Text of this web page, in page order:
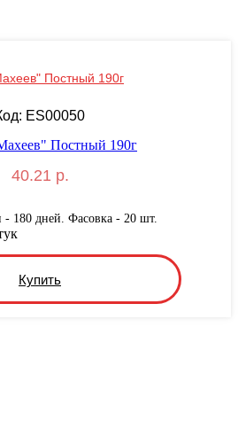
Постный 190г
ES00050
40.21 р.
- 180 дней. Фасовка - 20 шт.
Купить